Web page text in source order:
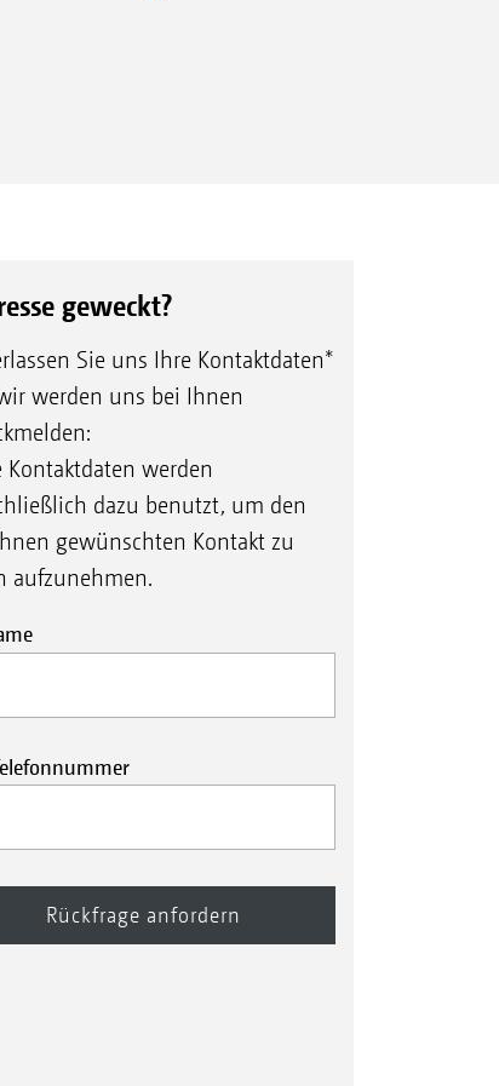
geweckt?
Sie uns Ihre Kontaktdaten*
werden uns bei Ihnen
Kontaktdaten werden
dazu benutzt, um den
gewünschten Kontakt zu
aufzunehmen.